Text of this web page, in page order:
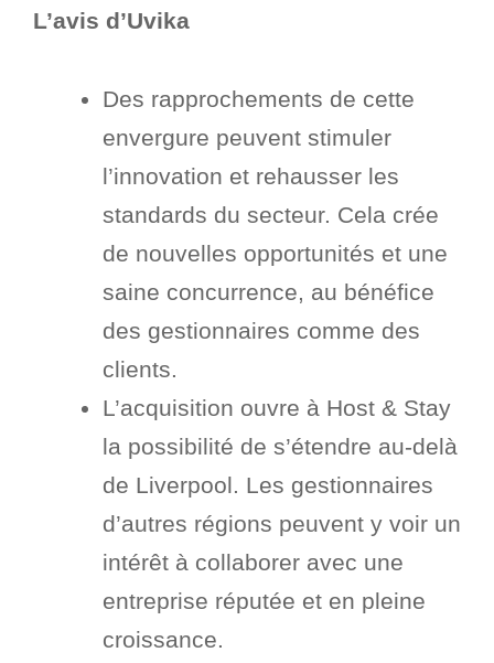
L’avis d’Uvika
Des rapprochements de cette
envergure peuvent stimuler
l’innovation et rehausser les
standards du secteur. Cela crée
de nouvelles opportunités et une
saine concurrence, au bénéfice
des gestionnaires comme des
clients.
L’acquisition ouvre à Host & Stay
la possibilité de s’étendre au-delà
de Liverpool. Les gestionnaires
d’autres régions peuvent y voir un
intérêt à collaborer avec une
entreprise réputée et en pleine
croissance.